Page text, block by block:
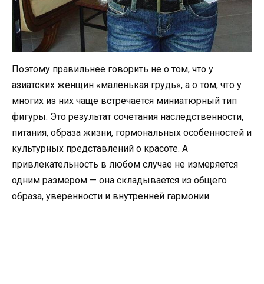
Поэтому правильнее говорить не о том, что у
азиатских женщин «маленькая грудь», а о том, что у
многих из них чаще встречается миниатюрный тип
фигуры. Это результат сочетания наследственности,
питания, образа жизни, гормональных особенностей и
культурных представлений о красоте. А
привлекательность в любом случае не измеряется
одним размером — она складывается из общего
образа, уверенности и внутренней гармонии.